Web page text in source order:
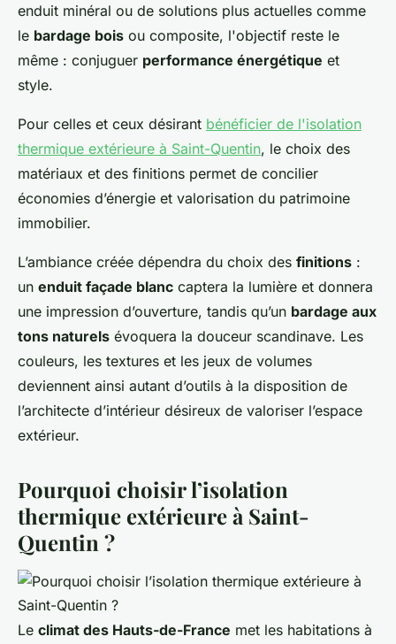
enduit minéral ou de solutions plus actuelles comme
le bardage bois ou composite, l'objectif reste le
même : conjuguer performance énergétique et
style.
Pour celles et ceux désirant bénéficier de l'isolation
thermique extérieure à Saint-Quentin, le choix des
matériaux et des finitions permet de concilier
économies d’énergie et valorisation du patrimoine
immobilier.
L’ambiance créée dépendra du choix des finitions :
un enduit façade blanc captera la lumière et donnera
une impression d’ouverture, tandis qu’un bardage aux
tons naturels évoquera la douceur scandinave. Les
couleurs, les textures et les jeux de volumes
deviennent ainsi autant d’outils à la disposition de
l’architecte d’intérieur désireux de valoriser l’espace
extérieur.
Pourquoi choisir l’isolation
thermique extérieure à Saint-
Quentin ?
Le climat des Hauts-de-France met les habitations à